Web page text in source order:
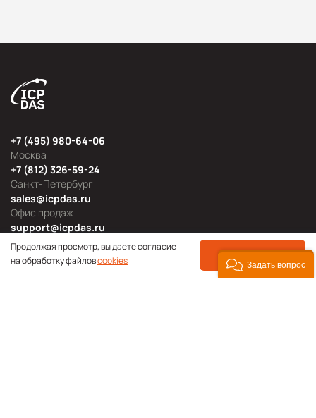
Москва
+7 (495) 980-64-06
Офис продаж
sales@icpdas.ru
Санкт-Петербург
+7 (812) 326-59-24
Техническая поддержка
support@icpdas.ru
Продолжая просмотр, вы даете согласие
на обработку файловcookies ПРИНЯТЬ
Задать вопрос